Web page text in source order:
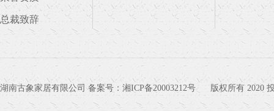
总裁致辞
湖南古象家居有限公司 备案号： 湘ICP备20003212号 版权所有 2020